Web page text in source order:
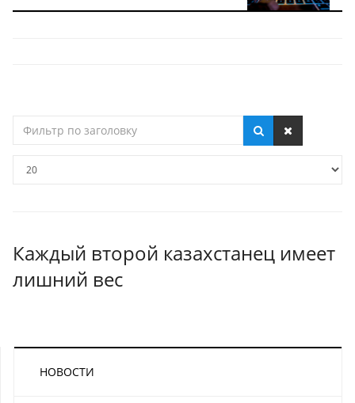
по
Каждый второй казахстанец имеет
лишний вес
НОВОСТИ